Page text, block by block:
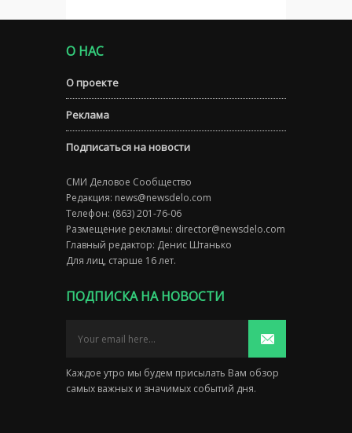
О НАС
О проекте
Реклама
Подписаться на новости
СМИ Деловое Сообщество
Редакция: news@newsdelo.com
Телефон: (863) 201-76-06
Размещение рекламы: director@newsdelo.com
Главный редактор: Денис Штанько
Для лиц, старше 16 лет.
ПОДПИСКА НА НОВОСТИ
Каждое утро мы будем присылать Вам обзор
самых важных и значимых событий дня.